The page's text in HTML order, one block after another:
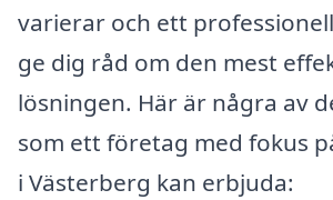
varierar och ett
ge dig råd om den mest
lösningen. Här är några av
som ett företag med fokus
i Västerberg kan erbjuda: